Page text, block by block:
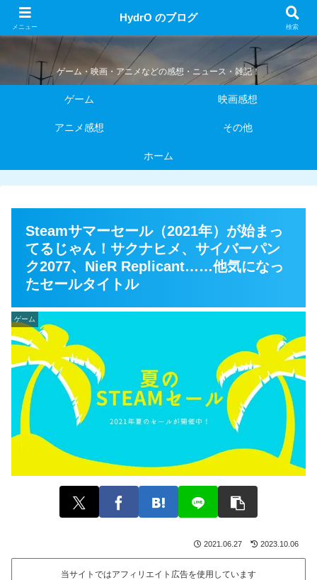
HydrO のブログ
ゲーム・映画・アニメなどの感想・ニュース・雑記！
ゲーム 映画感想
アニメ感想 その他
ホーム
Steamサマーセール（2021年）が始まっ
てるじゃん！サクナヒメ、サイバーパン
ク2077、NieR Replicant……他気になっ
たセールタイトル
ゲーム
2021.06.27 2023.10.06
当サイトではアフィリエイト広告を使用しています
メニュー
HydrO のブログ
検索